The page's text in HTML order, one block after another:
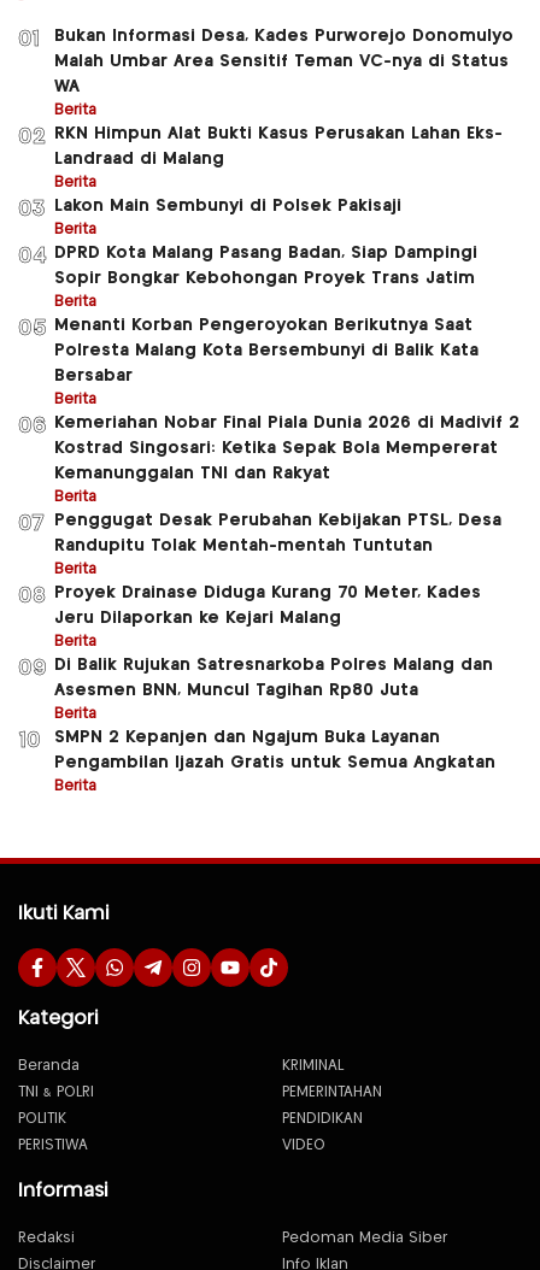
01
Bukan Informasi Desa, Kades Purworejo Donomulyo
Malah Umbar Area Sensitif Teman VC-nya di Status
WA
Berita
02
RKN Himpun Alat Bukti Kasus Perusakan Lahan Eks-
Landraad di Malang
Berita
03 Lakon Main Sembunyi di Polsek Pakisaji
Berita
04
DPRD Kota Malang Pasang Badan, Siap Dampingi
Sopir Bongkar Kebohongan Proyek Trans Jatim
Berita
05
Menanti Korban Pengeroyokan Berikutnya Saat
Polresta Malang Kota Bersembunyi di Balik Kata
Bersabar
Berita
06
Kemeriahan Nobar Final Piala Dunia 2026 di Madivif 2
Kostrad Singosari: Ketika Sepak Bola Mempererat
Kemanunggalan TNI dan Rakyat
Berita
07
Penggugat Desak Perubahan Kebijakan PTSL, Desa
Randupitu Tolak Mentah-mentah Tuntutan
Berita
08
Proyek Drainase Diduga Kurang 70 Meter, Kades
Jeru Dilaporkan ke Kejari Malang
Berita
09
Di Balik Rujukan Satresnarkoba Polres Malang dan
Asesmen BNN, Muncul Tagihan Rp80 Juta
Berita
10
SMPN 2 Kepanjen dan Ngajum Buka Layanan
Pengambilan Ijazah Gratis untuk Semua Angkatan
Berita
Ikuti Kami
Kategori
Beranda
KRIMINAL
TNI & POLRI
PEMERINTAHAN
POLITIK
PENDIDIKAN
PERISTIWA
VIDEO
Informasi
Redaksi
Pedoman Media Siber
Disclaimer
Info Iklan